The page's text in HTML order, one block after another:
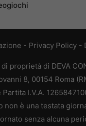
- Privacy Policy -
proprietà di DEVA
8, 00154 Roma
Partita I.V.A.
non è una testata
senza alcuna